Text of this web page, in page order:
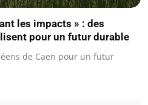
les impacts » : des
pour un futur durable
de Caen pour un futur